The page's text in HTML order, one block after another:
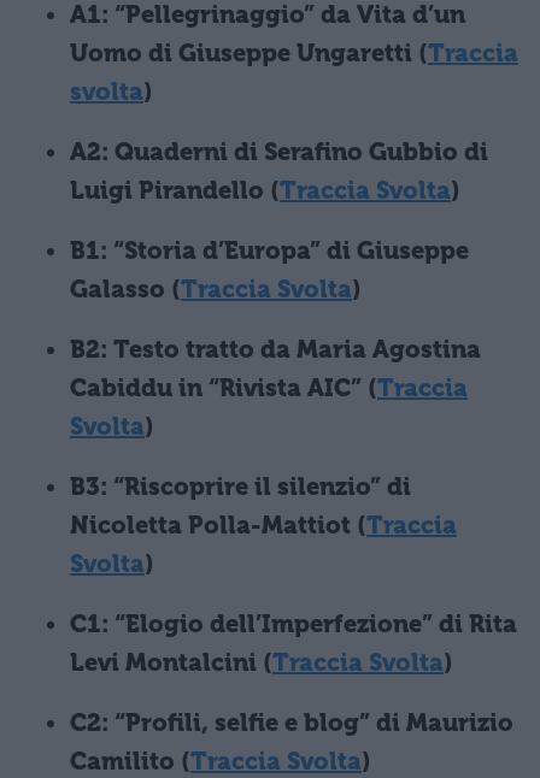
A1: “Pellegrinaggio” da Vita d’un
Uomo di Giuseppe Ungaretti (Traccia
svolta)
A2: Quaderni di Serafino Gubbio di
Luigi Pirandello (Traccia Svolta)
B1: “Storia d’Europa” di Giuseppe
Galasso (Traccia Svolta)
B2: Testo tratto da Maria Agostina
Cabiddu in “Rivista AIC” (Traccia
Svolta)
B3: “Riscoprire il silenzio” di
Nicoletta Polla-Mattiot (Traccia
Svolta)
C1: “Elogio dell’Imperfezione” di Rita
Levi Montalcini (Traccia Svolta)
C2: “Profili, selfie e blog” di Maurizio
Camilito (Traccia Svolta)